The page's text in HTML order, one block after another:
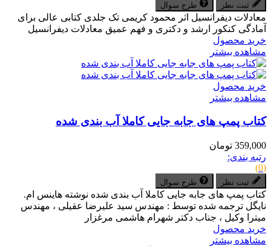
ثبت نظر طرح سوال
معادلات دیفرانسیل اثر محمود کریمی تک جلدی کتابی عالی برای
آمادگی کنکور ارشد و دکتری و فهم عمیق معادلات دیفرانسیل
خرید محصول
مشاهده بیشتر
خرید محصول
مشاهده بیشتر
کتاب پمپ های جابه جایی کاملا آب بندی شده
359,000 تومان
رتبه بندی:
(0)
ثبت نظر طرح سوال
کتاب پمپ های جابه جایی کاملا آب بندی شده نوشته هاینس ام.
نایگل ترجمه شده توسط : مهندس سید علیرضا عقیلی ، مهندس
میترا وکیل ، جناب دکتر شهرام هاشمی مرغزار
خرید محصول
مشاهده بیشتر